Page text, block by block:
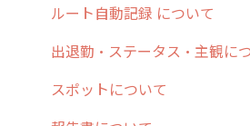
8. 用語集
9. もっと便利に利用するため
10.ユーザー向けおすすめの使
勤怠管理
活動通知
パフォーマンス
履歴
メンバー
メッセージ
報告書・行動種別
ユーザー・グループ管理
メッセージ機能
写真管理・高画質化
ダッシュボード（BI）・パフ
連携オプション
ルート自動記録 について
出退勤・ステータス・主観に
スポットについて